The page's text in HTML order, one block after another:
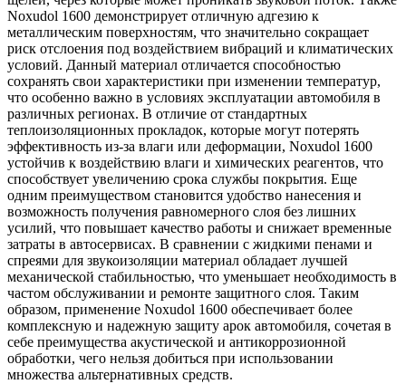
Noxudol 1600 демонстрирует отличную адгезию к
металлическим поверхностям, что значительно сокращает
риск отслоения под воздействием вибраций и климатических
условий. Данный материал отличается способностью
сохранять свои характеристики при изменении температур,
что особенно важно в условиях эксплуатации автомобиля в
различных регионах. В отличие от стандартных
теплоизоляционных прокладок, которые могут потерять
эффективность из-за влаги или деформации, Noxudol 1600
устойчив к воздействию влаги и химических реагентов, что
способствует увеличению срока службы покрытия. Еще
одним преимуществом становится удобство нанесения и
возможность получения равномерного слоя без лишних
усилий, что повышает качество работы и снижает временные
затраты в автосервисах. В сравнении с жидкими пенами и
спреями для звукоизоляции материал обладает лучшей
механической стабильностью, что уменьшает необходимость в
частом обслуживании и ремонте защитного слоя. Таким
образом, применение Noxudol 1600 обеспечивает более
комплексную и надежную защиту арок автомобиля, сочетая в
себе преимущества акустической и антикоррозионной
обработки, чего нельзя добиться при использовании
множества альтернативных средств.